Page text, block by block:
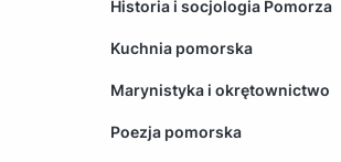
Historia i socjologia Pomorza
Kuchnia pomorska
Marynistyka i okrętownictwo
Poezja pomorska